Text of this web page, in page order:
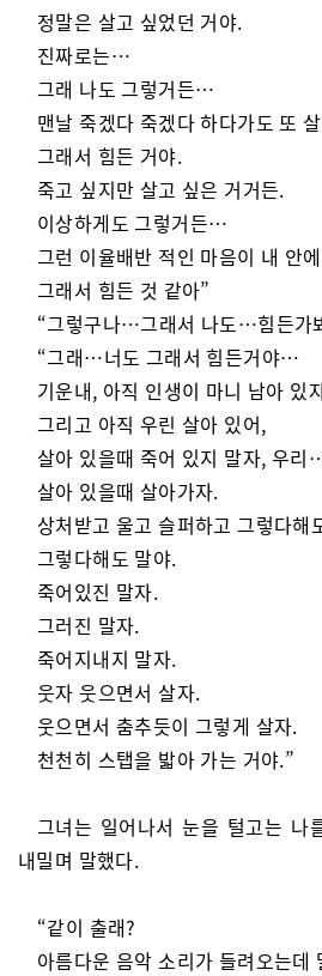
정말은 살고 싶었던 거야.
진짜로는…
그래 나도 그렇거든…
맨날 죽겠다 죽겠다 하다가도 또
그래서 힘든 거야.
죽고 싶지만 살고 싶은 거거든.
이상하게도 그렇거든…
그런 이율배반 적인 마음이 내 안
그래서 힘든 것 같아”
“그렇구나…그래서 나도…힘든가
“그래…너도 그래서 힘든거야…
기운내, 아직 인생이 마니 남아 있
그리고 아직 우린 살아 있어,
살아 있을때 죽어 있지 말자, 우리
살아 있을때 살아가자.
상처받고 울고 슬퍼하고 그렇다
그렇다해도 말야.
죽어있진 말자.
그러진 말자.
죽어지내지 말자.
웃자 웃으면서 살자.
웃으면서 춤추듯이 그렇게 살자.
천천히 스탭을 밟아 가는 거야.”
그녀는 일어나서 눈을 털고는 나
내밀며 말했다.
“같이 출래?
아름다운 음악 소리가 들려오는데